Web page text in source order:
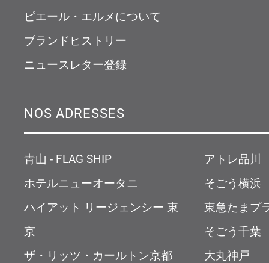
ピエール・エルメについて
ブランドヒストリー
ニュースレター登録
NOS ADRESSES
青山 - FLAG SHIP
ホテルニューオータニ
ハイアット リージェンシー 東
京
ザ・リッツ・カールトン京都
アトレ品川
そごう横浜
東急たまプ
そごう千葉
大丸神戸